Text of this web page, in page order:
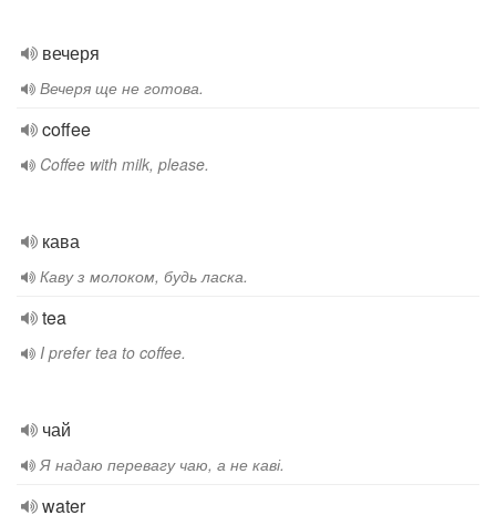
вечеря
Вечеря ще не готова.
coffee
Coffee with milk, please.
кава
Каву з молоком, будь ласка.
tea
I prefer tea to coffee.
чай
Я надаю перевагу чаю, а не каві.
water